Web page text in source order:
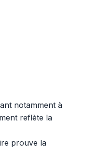
notamment à
reflète la
prouve la